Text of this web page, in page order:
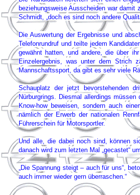
beziehungsweise Ausscheiden war
Schmidt, „doch es sind noch andere
Die Auswertung der Ergebnisse und
Telefonrundruf und teilte jedem
gewähnt hatten, und andere, die über
Einzelergebnis, was unter dem Strich
Mannschaftssport, da gibt es sehr viele
Schauplatz der jetzt bevorstehenden
Nürburgrings. Diesmal allerdings
Know-how beweisen, sondern auch
nämlich der Erwerb der nationalen
Führerschein für Motorsportler.
Und alle, die dabei noch sind, können
danach wird zum letzten Mal „gecastet“
„Die Spannung steigt – auch für uns“,
auch immer wieder gern überraschen.“